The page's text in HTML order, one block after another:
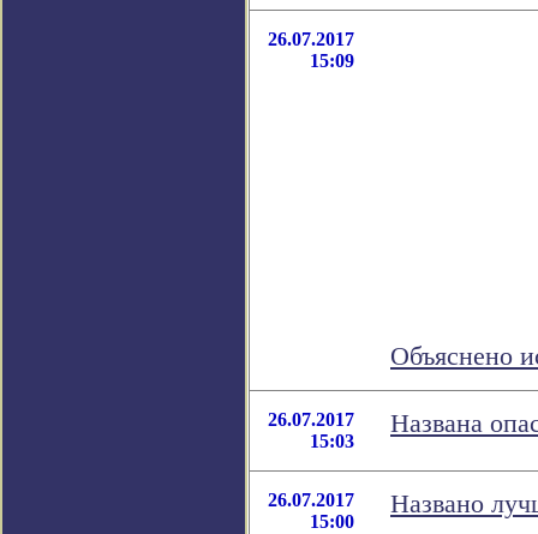
26.07.2017
15:09
Объяснено
26.07.2017
15:03
Названа
26.07.2017
15:00
Названо